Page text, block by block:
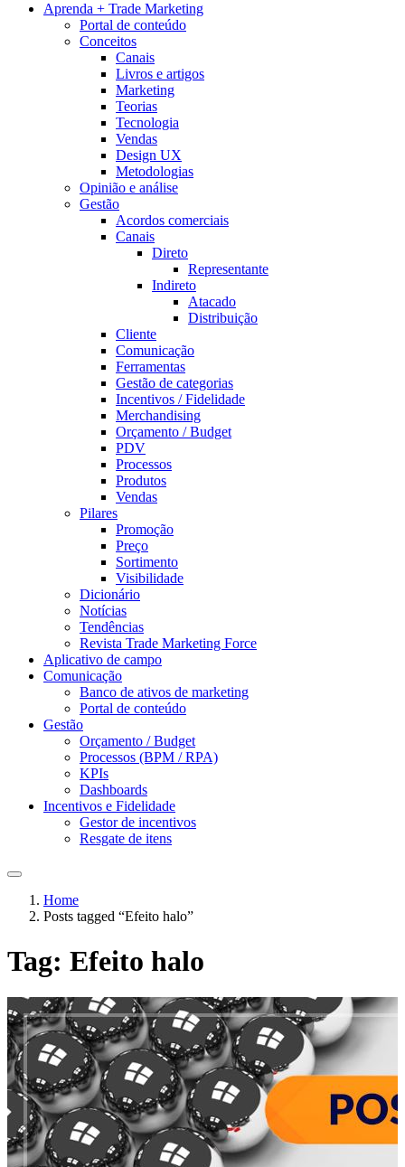
Aprenda + Trade Marketing
Portal de conteúdo
Conceitos
Canais
Livros e artigos
Marketing
Teorias
Tecnologia
Vendas
Design UX
Metodologias
Opinião e análise
Gestão
Acordos comerciais
Canais
Direto
Representante
Indireto
Atacado
Distribuição
Cliente
Comunicação
Ferramentas
Gestão de categorias
Incentivos / Fidelidade
Merchandising
Orçamento / Budget
PDV
Processos
Produtos
Vendas
Pilares
Promoção
Preço
Sortimento
Visibilidade
Dicionário
Notícias
Tendências
Revista Trade Marketing Force
Aplicativo de campo
Comunicação
Banco de ativos de marketing
Portal de conteúdo
Gestão
Orçamento / Budget
Processos (BPM / RPA)
KPIs
Dashboards
Incentivos e Fidelidade
Gestor de incentivos
Resgate de itens
Home
Posts tagged “Efeito halo”
Tag: Efeito halo